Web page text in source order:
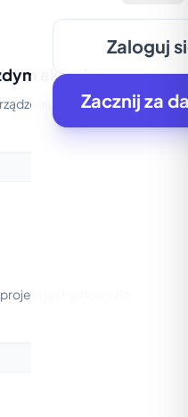
Zaloguj
Zacznij za
ekranie
od smartfona
jest gotowy do